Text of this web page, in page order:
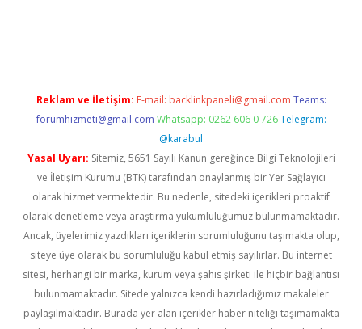
Reklam ve İletişim: E-mail: backlinkpaneli@gmail.com Teams:
forumhizmeti@gmail.com Whatsapp: 0262 606 0 726 Telegram:
@karabul
Yasal Uyarı: Sitemiz, 5651 Sayılı Kanun gereğince Bilgi Teknolojileri
ve İletişim Kurumu (BTK) tarafından onaylanmış bir Yer Sağlayıcı
olarak hizmet vermektedir. Bu nedenle, sitedeki içerikleri proaktif
olarak denetleme veya araştırma yükümlülüğümüz bulunmamaktadır.
Ancak, üyelerimiz yazdıkları içeriklerin sorumluluğunu taşımakta olup,
siteye üye olarak bu sorumluluğu kabul etmiş sayılırlar. Bu internet
sitesi, herhangi bir marka, kurum veya şahıs şirketi ile hiçbir bağlantısı
bulunmamaktadır. Sitede yalnızca kendi hazırladığımız makaleler
paylaşılmaktadır. Burada yer alan içerikler haber niteliği taşımamakta